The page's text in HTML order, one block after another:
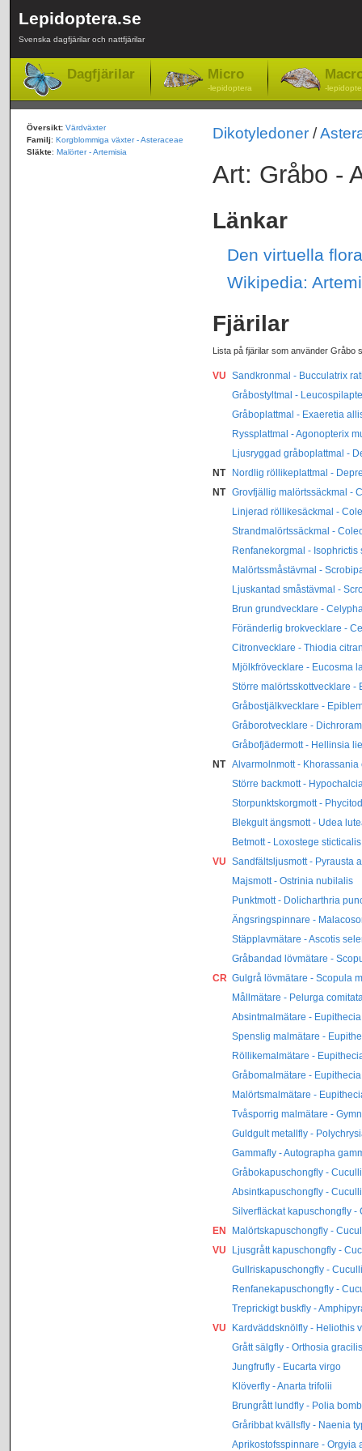
Lepidoptera.se
Svenska dagfjärilar och nattfjärilar
Dagfjärilar Micro
-lepidoptera -
Dikotyledoner/
Art: Gråbo -
Länkar
Den virtuella
Wikipedia:
Fjärilar
Lista på fjärilar som använder
VU Sandkronmal - Bucculatrix
Gråbostyltmal -
Gråboplattmal - Exaeretia
Ryssplattmal - Agonopterix
Ljusryggad gråboplattmal -
NT
Nordlig röllikeplattmal -
NT
Grovfjällig malörtssäckmal -
Linjerad röllikesäckmal -
Strandmalörtssäckmal -
Renfanekorgmal - Isophrictis
Malörtssmåstävmal -
Ljuskantad småstävmal -
Brun grundvecklare -
Föränderlig brokvecklare -
Citronvecklare - Thiodia
Mjölkfrövecklare - Eucosma
Större malörtsskottvecklare -
Gråbostjälkvecklare -
Gråborotvecklare -
Gråbofjädermott - Hellinsia
NT
Alvarmolnmott - Khorassania
Större backmott -
Storpunktskorgmott -
Blekgult ängsmott - Udea
Betmott - Loxostege sticticalis
VU Sandfältsljusmott - Pyrausta
Majsmott - Ostrinia nubilalis
Punktmott - Dolicharthria
Ängsringspinnare -
Stäpplavmätare - Ascotis
Gråbandad lövmätare -
CR Gulgrå lövmätare - Scopula
Mållmätare - Pelurga
Absintmalmätare -
Spenslig malmätare -
Röllikemalmätare -
Gråbomalmätare -
Malörtsmalmätare -
Tvåsporrig malmätare -
Guldgult metallfly -
Gammafly - Autographa
Gråbokapuschongfly -
Absintkapuschongfly -
Silverfläckat kapuschongfly -
EN
Malörtskapuschongfly -
VU
Ljusgrått kapuschongfly -
Gullriskapuschongfly -
Renfanekapuschongfly -
Treprickigt buskfly -
VU
Kardväddsknölfly - Heliothis
Grått sälgfly - Orthosia gracilis
Jungfrufly - Eucarta virgo
Klöverfly - Anarta trifolii
Brungrått lundfly - Polia
Gråribbat kvällsfly - Naenia
Aprikostofsspinnare - Orgyia
Översikt: Värdväxter
Familj: Korgblommiga växter - Asteraceae
Släkte: Malörter - Artemisia